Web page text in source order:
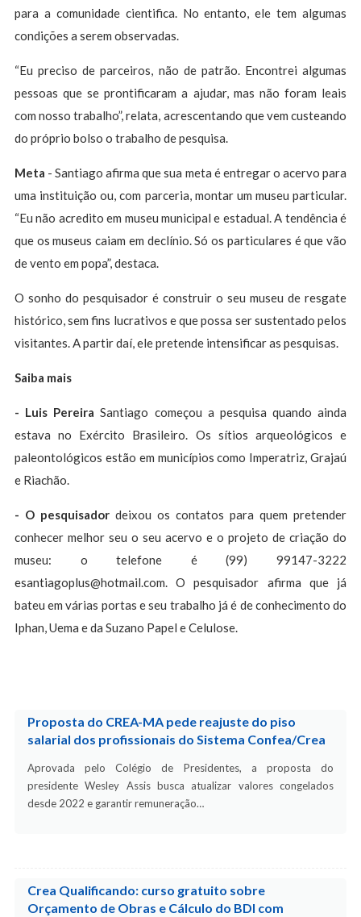
para a comunidade cientifica. No entanto, ele tem algumas
condições a serem observadas.
“Eu preciso de parceiros, não de patrão. Encontrei algumas
pessoas que se prontificaram a ajudar, mas não foram leais
com nosso trabalho”, relata, acrescentando que vem custeando
do próprio bolso o trabalho de pesquisa.
Meta - Santiago afirma que sua meta é entregar o acervo para
uma instituição ou, com parceria, montar um museu particular.
“Eu não acredito em museu municipal e estadual. A tendência é
que os museus caiam em declínio. Só os particulares é que vão
de vento em popa”, destaca.
O sonho do pesquisador é construir o seu museu de resgate
histórico, sem fins lucrativos e que possa ser sustentado pelos
visitantes. A partir daí, ele pretende intensificar as pesquisas.
Saiba mais
- Luis Pereira Santiago começou a pesquisa quando ainda
estava no Exército Brasileiro. Os sítios arqueológicos e
paleontológicos estão em municípios como Imperatriz, Grajaú
e Riachão.
- O pesquisadordeixou os contatos para quem pretender
conhecer melhor seu o seu acervo e o projeto de criação do
museu: o telefone é (99) 99147-3222
esantiagoplus@hotmail.com. O pesquisador afirma que já
bateu em várias portas e seu trabalho já é de conhecimento do
Iphan, Uema e da Suzano Papel e Celulose.
Proposta do CREA-MA pede reajuste do piso
salarial dos profissionais do Sistema Confea/Crea
Aprovada pelo Colégio de Presidentes, a proposta do
presidente Wesley Assis busca atualizar valores congelados
desde 2022 e garantir remuneração…
Crea Qualificando: curso gratuito sobre
Orçamento de Obras e Cálculo do BDI com